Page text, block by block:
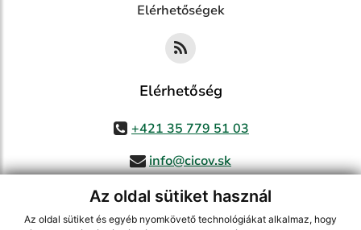
Az oldal sütiket használ
Az oldal sütiket és egyéb nyomkövető technológiákat alkalmaz, hogy
Elérhetőségek
Elérhetőség
+421 35 779 51 03
info@cicov.sk